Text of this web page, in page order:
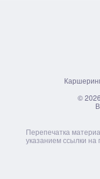
©
Перепечатка
указанием ссылки на